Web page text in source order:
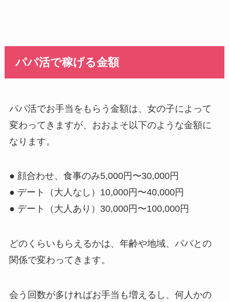
パパ活で稼げる金額
パパ活でお手当をもらう金額は、女の子によって
変わってきますが、おおよそ以下のような金額に
なります。
● 顔合わせ、食事のみ5,000円〜30,000円
● デート（大人なし）10,000円〜40,000円
● デート（大人あり）30,000円〜100,000円
どのくらいもらえるかは、年齢や地域、パパとの
関係で変わってきます。
会う回数が多ければお手当も増えるし、何人かの